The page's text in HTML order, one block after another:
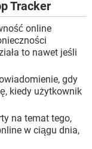
Tracker
online
to nawet jeśli
gdy
kiedy użytkownik
na temat tego,
w ciągu dnia,